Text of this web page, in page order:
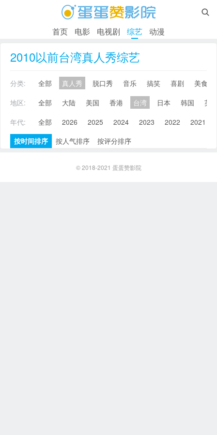

首页 电影 电视剧 综艺 动漫
2010以前台湾真人秀综艺
分类: 全部 真人秀 脱口秀 音乐 搞笑 喜剧
美食
地区:
全部 大陆 美国 香港 台湾 日本 韩国
英
年代:
全部 2026 2025 2024 2023 2022 2021
按时间排序
按人气排序 按评分排序
© 2018-2021 蛋蛋赞影院